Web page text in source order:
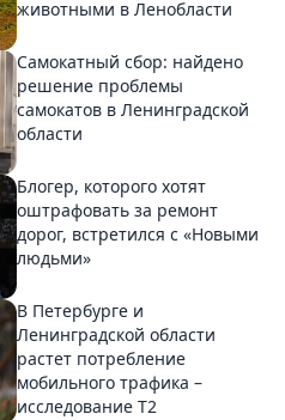
животными в Ленобласти
Самокатный сбор: найдено
решение проблемы
самокатов в Ленинградской
области
Блогер, которого хотят
оштрафовать за ремонт
дорог, встретился с «Новыми
людьми»
В Петербурге и
Ленинградской области
растет потребление
мобильного трафика –
исследование T2